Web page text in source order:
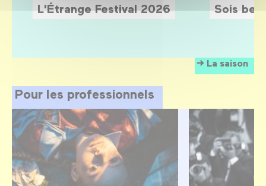
La saison
L'Étrange Festival 2026 Sois
Pour les professionnels